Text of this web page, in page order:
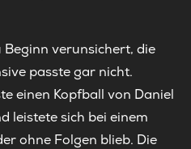
verunsichert, die
passte gar nicht.
einen Kopfball von Daniel
leistete sich bei einem
ohne Folgen blieb. Die